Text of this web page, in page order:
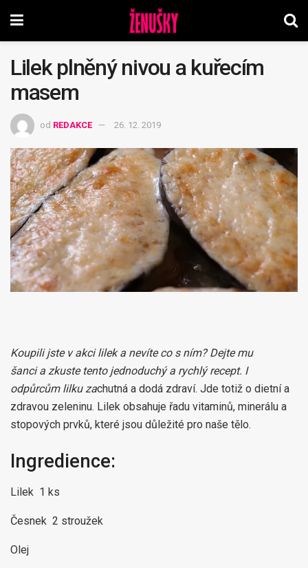
Lilek plněný nivou a kuřecím
masem
od REDAKCE 26. 12. 2019
Koupili jste v akci lilek a nevíte co s ním? Dejte mu
šanci a zkuste tento jednoduchý a rychlý recept. I
odpůrcům lilku zachutná a dodá zdraví. Jde totiž o dietní a
zdravou zeleninu. Lilek obsahuje řadu vitaminů, minerálu a
stopových prvků, které jsou důležité pro naše tělo.
Ingredience:
Lilek 1 ks
Česnek 2 stroužek
Olej